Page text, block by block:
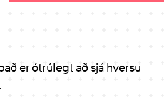
er ótrúlegt að sjá hversu